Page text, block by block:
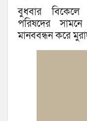
বুধবার বিকেলে
পরিষদের
মানববন্ধন করে